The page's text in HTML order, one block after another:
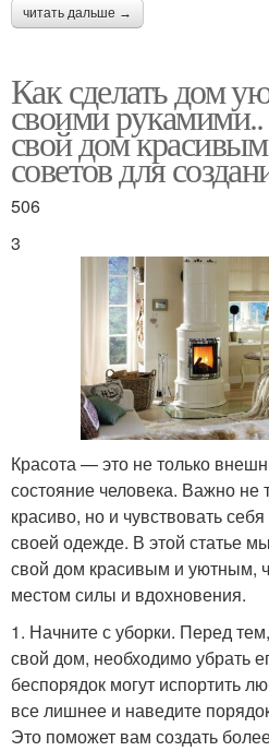
читать дальше →
Как сделать дом
своими рукамими..
свой дом
советов для
506
3
Красота — это не только
состояние человека. Важно не
красиво, но и чувствовать
своей одежде. В этой статье
свой дом красивым и уютным,
местом силы и вдохновения.
1. Начните с уборки. Перед
свой дом, необходимо убрать
беспорядок могут испортить
все лишнее и наведите
Это поможет вам создать